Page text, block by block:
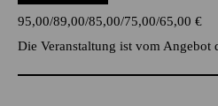
95,00 89,00 85,00 75,00 65,00 €
Die Veranstaltung ist vom Angebot